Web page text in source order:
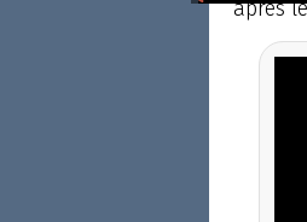
après